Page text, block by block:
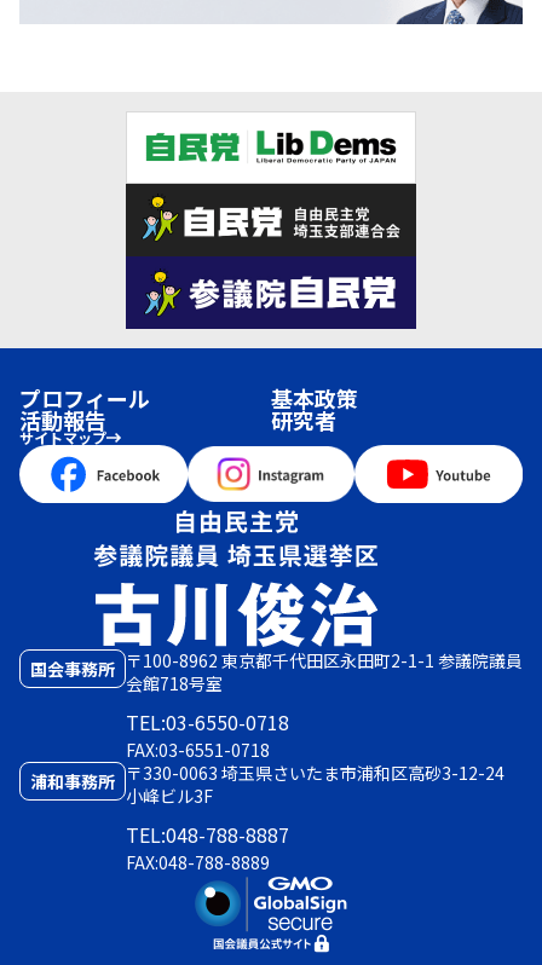
国会事務所 〒100-8962 東京都千代田区永田町2-1-1 参議院議員
会館718号室
TEL:03-6550-0718
FAX:03-6551-0718
浦和事務所 〒330-0063 埼玉県さいたま市浦和区高砂3-12-24
小峰ビル3F
TEL:048-788-8887
FAX:048-788-8889
プロフィール 基本政策
活動報告 研究者
サイトマップ